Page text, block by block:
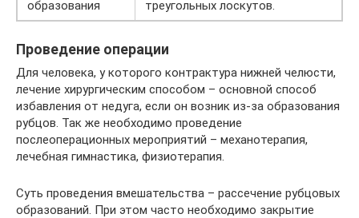
образования
треугольных лоскутов.
Проведение операции
Для человека, у которого контрактура нижней челюсти,
лечение хирургическим способом – основной способ
избавления от недуга, если он возник из-за образования
рубцов. Так же необходимо проведение
послеоперационных мероприятий – механотерапия,
лечебная гимнастика, физиотерапия.
Суть проведения вмешательства – рассечение рубцовых
образований. При этом часто необходимо закрытие